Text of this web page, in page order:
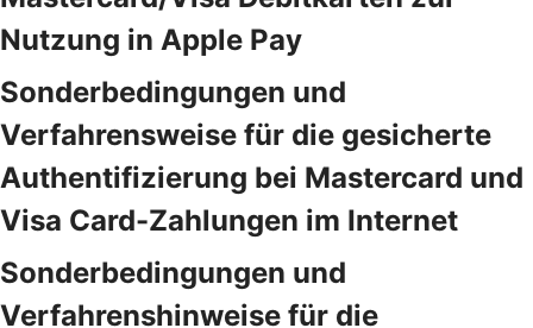
Nutzung in Apple Pay
Sonderbedingungen und
Verfahrensweise für die gesicherte
Authentifizierung bei Mastercard und
Visa Card-Zahlungen im Internet
Sonderbedingungen und
Verfahrenshinweise für die